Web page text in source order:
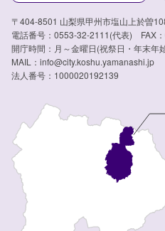
〒404-8501 山梨県甲州市塩山上於曽
電話番号：0553-32-2111(代表) FAX
開庁時間：月～金曜日(祝祭日・年末
MAIL：info@city.koshu.yamanashi.jp
法人番号：1000020192139